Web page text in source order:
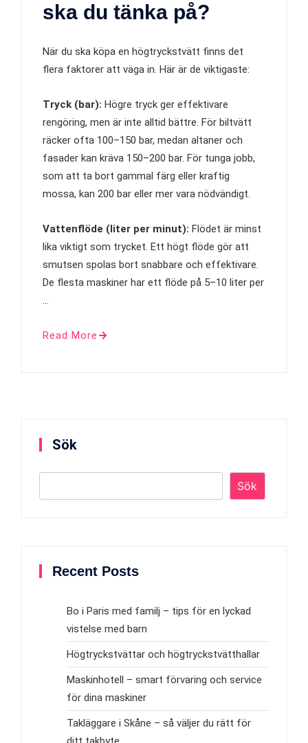
ska du tänka på?
När du ska köpa en högtryckstvätt finns det
flera faktorer att väga in. Här är de viktigaste:
Tryck (bar): Högre tryck ger effektivare
rengöring, men är inte alltid bättre. För biltvätt
räcker ofta 100–150 bar, medan altaner och
fasader kan kräva 150–200 bar. För tunga jobb,
som att ta bort gammal färg eller kraftig
mossa, kan 200 bar eller mer vara nödvändigt.
Vattenflöde (liter per minut): Flödet är minst
lika viktigt som trycket. Ett högt flöde gör att
smutsen spolas bort snabbare och effektivare.
De flesta maskiner har ett flöde på 5–10 liter per
…
Read More
Sök
Sök
Recent Posts
Bo i Paris med familj – tips för en lyckad
vistelse med barn
Högtryckstvättar och högtryckstvätthallar
Maskinhotell – smart förvaring och service
för dina maskiner
Takläggare i Skåne – så väljer du rätt för